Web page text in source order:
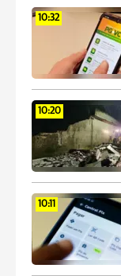
10:32
10:20
10:11